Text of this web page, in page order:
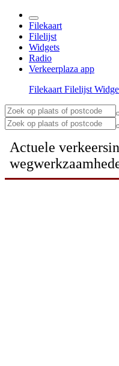
Filekaart
Filelijst
Widgets
Radio
Verkeerplaza app
Filekaart Filelijst
Actuele